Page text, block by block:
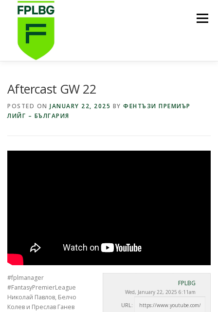
Menu
ФУТБОЛНА СТИПЕНДИЯ FPL BG
Aftercast GW 22
POSTED ON JANUARY 22, 2025 BY ФЕНТЪЗИ ПРЕМИЪР
ЛИЙГ – БЪЛГАРИЯ
FPLBG
Wed, January 22, 2025 6:11am
URL:
#fplmanager
#FantasyPremierLeague
Николай Павлов, Белчо
Колев и Преслав Ганев